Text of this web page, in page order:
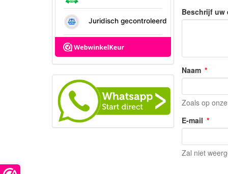
Beschrijf uw
Naam
Zoals op
E-mail
Zal niet